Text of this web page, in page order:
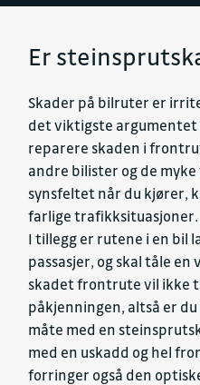
Er
Skader på bilruter er
det viktigste
reparere skaden i
andre bilister og de
synsfeltet når du kjører,
farlige trafikksituasjoner.
I tillegg er rutene i en bil
passasjer, og skal tåle en
skadet frontrute vil ikke
påkjenningen, altså er
måte med en
med en uskadd og hel
forringer også den